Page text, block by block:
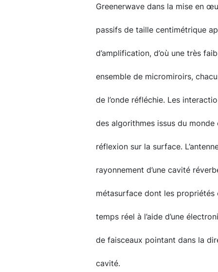
Greenerwave dans la mise en
passifs de taille centimétrique
d’amplification, d’où une très
ensemble de micromiroirs,
de l’onde réfléchie. Les
des algorithmes issus du
réflexion sur la surface.
rayonnement d’une cavité
métasurface dont les
temps réel à l’aide d’une
de faisceaux pointant dans la
cavité.